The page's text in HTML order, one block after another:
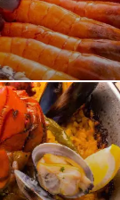
す。
もこだわってい
勢海老を提供で
』が地元の漁業
した口溶けが格